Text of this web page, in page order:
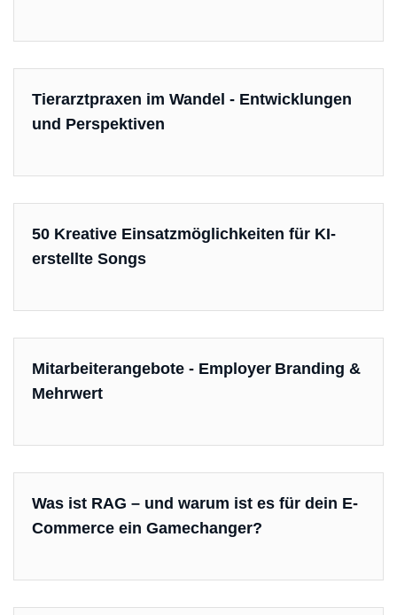
Tierarztpraxen im Wandel - Entwicklungen
und Perspektiven
50 Kreative Einsatzmöglichkeiten für KI-
erstellte Songs
Mitarbeiterangebote - Employer Branding &
Mehrwert
Was ist RAG – und warum ist es für dein E-
Commerce ein Gamechanger?